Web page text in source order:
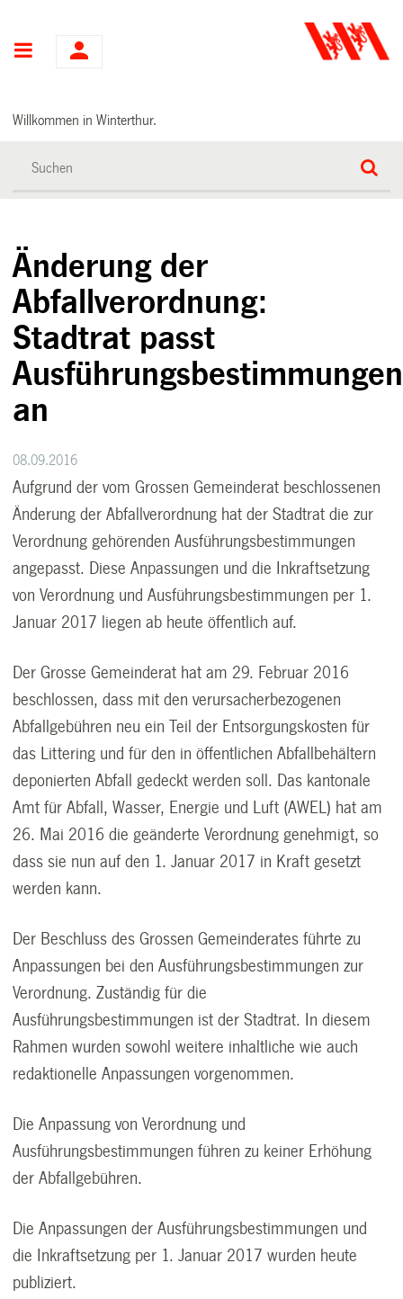
Hauptnavigation
Willkommen in Winterthur.
Änderung der
Abfallverordnung:
Stadtrat passt
Ausführungsbestimmungen
an
08.09.2016
Aufgrund der vom Grossen Gemeinderat beschlossenen
Änderung der Abfallverordnung hat der Stadtrat die zur
Verordnung gehörenden Ausführungsbestimmungen
angepasst. Diese Anpassungen und die Inkraftsetzung
von Verordnung und Ausführungsbestimmungen per 1.
Januar 2017 liegen ab heute öffentlich auf.
Der Grosse Gemeinderat hat am 29. Februar 2016
beschlossen, dass mit den verursacherbezogenen
Abfallgebühren neu ein Teil der Entsorgungskosten für
das Littering und für den in öffentlichen Abfallbehältern
deponierten Abfall gedeckt werden soll. Das kantonale
Amt für Abfall, Wasser, Energie und Luft (AWEL) hat am
26. Mai 2016 die geänderte Verordnung genehmigt, so
dass sie nun auf den 1. Januar 2017 in Kraft gesetzt
werden kann.
Der Beschluss des Grossen Gemeinderates führte zu
Anpassungen bei den Ausführungsbestimmungen zur
Verordnung. Zuständig für die
Ausführungsbestimmungen ist der Stadtrat. In diesem
Rahmen wurden sowohl weitere inhaltliche wie auch
redaktionelle Anpassungen vorgenommen.
Die Anpassung von Verordnung und
Ausführungsbestimmungen führen zu keiner Erhöhung
der Abfallgebühren.
Die Anpassungen der Ausführungsbestimmungen und
die Inkraftsetzung per 1. Januar 2017 wurden heute
publiziert.